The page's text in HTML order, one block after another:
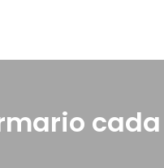
cada